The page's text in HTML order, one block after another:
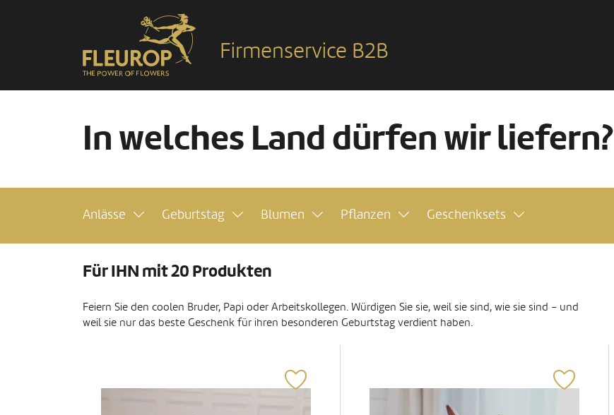
Firmenservice B2B
In welches Land dürfen wir liefern?
Anlässe Geburtstag Blumen Pflanzen Geschenksets
Für IHN mit 20 Produkten
Feiern Sie den coolen Bruder, Papi oder Arbeitskollegen. Würdigen Sie sie, weil sie sind, wie sie sind – und
weil sie nur das beste Geschenk für ihren besonderen Geburtstag verdient haben.